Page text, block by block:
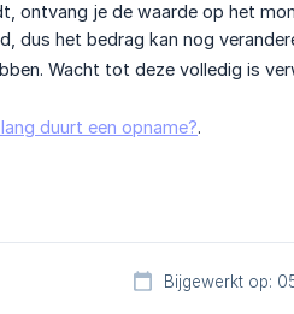
ontvang je de waarde op het
dus het bedrag kan nog
Wacht tot deze volledig is
duurt een opname?.
Bijgewerkt op: